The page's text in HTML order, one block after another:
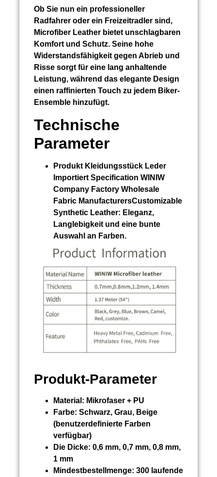
Ob Sie nun ein professioneller
Radfahrer oder ein Freizeitradler sind,
Microfiber Leather bietet unschlagbaren
Komfort und Schutz. Seine hohe
Widerstandsfähigkeit gegen Abrieb und
Risse sorgt für eine lang anhaltende
Leistung, während das elegante Design
einen raffinierten Touch zu jedem Biker-
Ensemble hinzufügt.
Technische
Parameter
Produkt Kleidungsstück Leder
Importiert Specification WINIW
Company Factory Wholesale
Fabric ManufacturersCustomizable
Synthetic Leather: Eleganz,
Langlebigkeit und eine bunte
Auswahl an Farben.
Produkt-Parameter
Material: Mikrofaser + PU
Farbe: Schwarz, Grau, Beige
(benutzerdefinierte Farben
verfügbar)
Die Dicke: 0,6 mm, 0,7 mm, 0,8 mm,
1 mm
Mindestbestellmenge: 300 laufende